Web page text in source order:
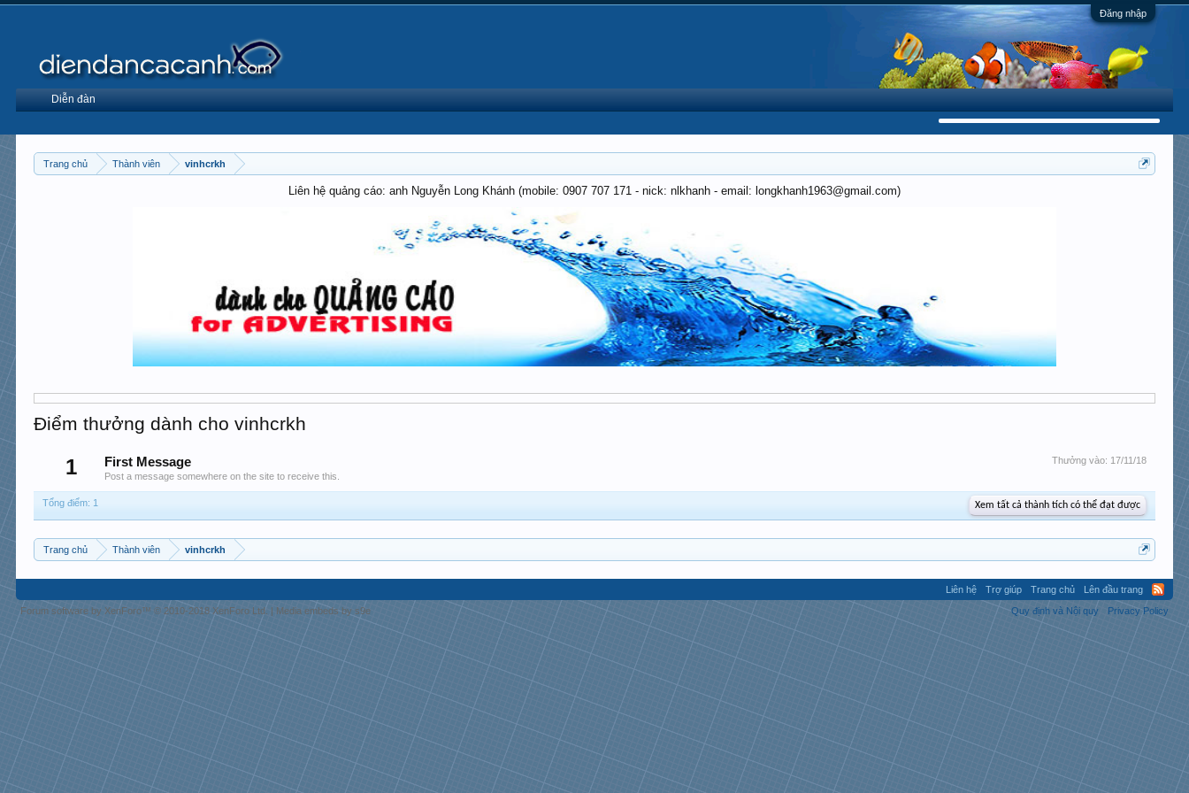
Đăng nhập
Trang chủ Thành viên vinhcrkh
Liên hệ quảng cáo: anh Nguyễn Long Khánh (mobile: 0907 707 171 - nick: nlkhanh - email: longkhanh1963@gmail.com)
Điểm thưởng dành cho vinhcrkh
1 Thưởng vào: 17/11/18
First Message
Post a message somewhere on the site to receive this.
Tổng điểm: 1 Xem tất cả thành tích có thể đạt được
Trang chủ Thành viên vinhcrkh
Diễn đàn
Liên hệ Trợ giúp Trang chủ
Lên đầu trang
Quy định và Nội quy
Privacy Policy
Forum software by XenForo™ © 2010-2018 XenForo Ltd. | Media embeds by s9e